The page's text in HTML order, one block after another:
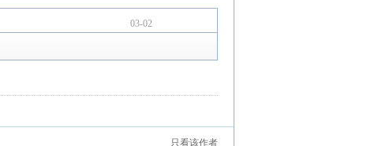
03-02
只看该作者